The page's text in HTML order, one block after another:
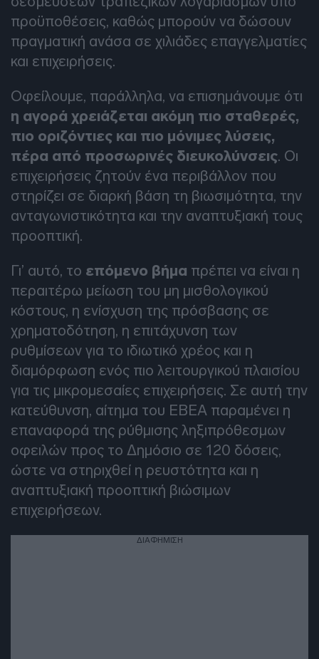
προϋποθέσεις, καθώς μπορούν να δώσουν
πραγματική ανάσα σε χιλιάδες επαγγελματίες
και επιχειρήσεις.
Οφείλουμε, παράλληλα, να επισημάνουμε ότι
η αγορά χρειάζεται ακόμη πιο σταθερές,
πιο οριζόντιες και πιο μόνιμες λύσεις,
πέρα από προσωρινές διευκολύνσεις. Οι
επιχειρήσεις ζητούν ένα περιβάλλον που
στηρίζει σε διαρκή βάση τη βιωσιμότητα, την
ανταγωνιστικότητα και την αναπτυξιακή τους
προοπτική.
Γι’ αυτό, το επόμενο βήμα πρέπει να είναι η
περαιτέρω μείωση του μη μισθολογικού
κόστους, η ενίσχυση της πρόσβασης σε
χρηματοδότηση, η επιτάχυνση των
ρυθμίσεων για το ιδιωτικό χρέος και η
διαμόρφωση ενός πιο λειτουργικού πλαισίου
για τις μικρομεσαίες επιχειρήσεις. Σε αυτή την
κατεύθυνση, αίτημα του ΕΒΕΑ παραμένει η
επαναφορά της ρύθμισης ληξιπρόθεσμων
οφειλών προς το Δημόσιο σε 120 δόσεις,
ώστε να στηριχθεί η ρευστότητα και η
αναπτυξιακή προοπτική βιώσιμων
επιχειρήσεων.
ΔΙΑΦΗΜΙΣΗ